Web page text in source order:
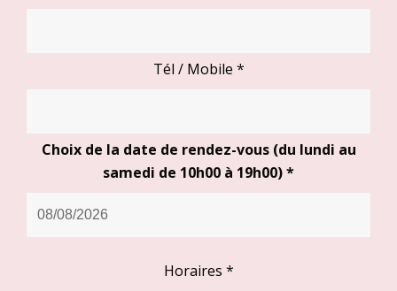
Tél / Mobile *
Choix de la date de rendez-vous (du lundi au
samedi de 10h00 à 19h00)*
Horaires *